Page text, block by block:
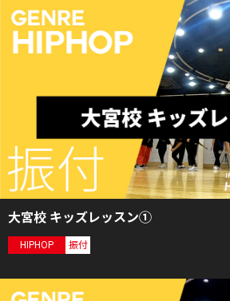
大宮校 キッズレッスン①
HIPHOP 振付